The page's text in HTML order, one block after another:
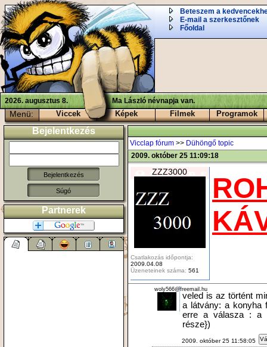
Beteszem a
E-mail a szerkesztőnek
Főoldal
2026. augusztus 8. Ma László névnapja van.
Menü: Viccek Képek Filmek Programok
Bejelentkezés
Súgó
Partnerek
Vicclap fórum >> Dühöngő topic
2009. október 25 11:09:18
ZZZ3000
Csatlakozás időpontja:
2009.04.08
Üzeneteinek száma: 561
woly566@freemail.hu
veled is az történt
a látvány: a konyha
erre a válasza : a
része})
2009. október 25 11:58:05